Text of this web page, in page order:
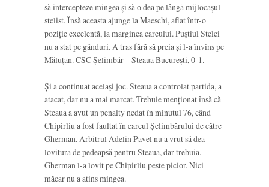
să intercepteze mingea și să o dea pe lângă mijlocașul
stelist. Însă aceasta ajunge la Maeschi, aflat într-o
poziție excelentă, la marginea careului. Puștiul Stelei
nu a stat pe gânduri. A tras fără să preia și l-a învins pe
Măluțan. CSC Șelimbăr – Steaua București, 0-1.
Și a continuat același joc. Steaua a controlat partida, a
atacat, dar nu a mai marcat. Trebuie menționat însă că
Steaua a avut un penalty nedat în minutul 76, când
Chipirliu a fost faultat în careul Șelimbărului de către
Gherman. Arbitrul Adelin Pavel nu a vrut să dea
lovitura de pedeapsă pentru Steaua, dar trebuia.
Gherman l-a lovit pe Chipirliu peste picior. Nici
măcar nu a atins mingea.